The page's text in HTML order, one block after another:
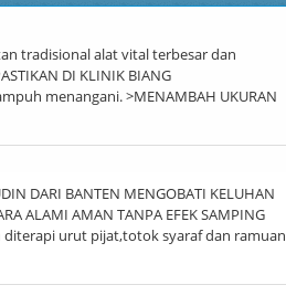
tradisional alat vital terbesar dan
DI KLINIK BIANG
menangani. >MENAMBAH UKURAN
DARI BANTEN MENGOBATI KELUHAN
ALAMI AMAN TANPA EFEK SAMPING
diterapi urut pijat,totok syaraf dan ramuan